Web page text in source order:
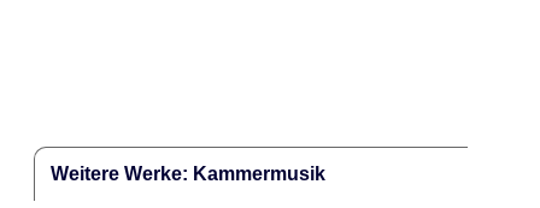
Weitere Werke: Kammermusik